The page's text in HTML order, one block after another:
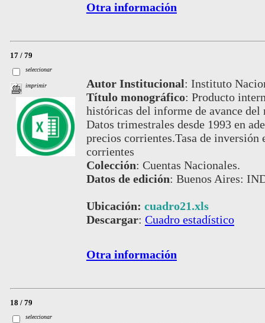
Otra información
17 / 79
seleccionar
imprimir Autor Institucional: Instituto
Título monográfico: Producto
históricas del informe de avance
Datos trimestrales desde 1993 en
precios corrientes.Tasa de inversión
corrientes
Colección: Cuentas Nacionales.
Datos de edición: Buenos Aires:
Ubicación: cuadro21.xls
Descargar: Cuadro estadístico
Otra información
18 / 79
seleccionar